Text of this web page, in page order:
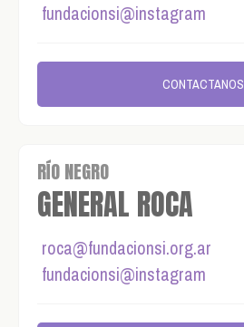
fundacionsi@instagram
CONTACTANOS
RÍO NEGRO
GENERAL ROCA
roca@fundacionsi.org.ar
fundacionsi@instagram